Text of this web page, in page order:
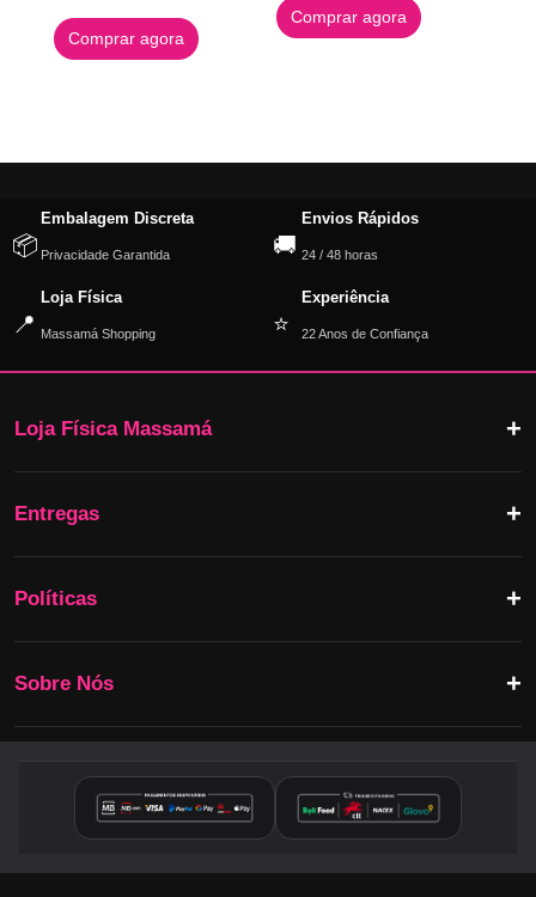
Comprar agora
Comprar agora
📦
Embalagem Discreta
Privacidade Garantida 🚚
Envios Rápidos
24 / 48 horas
📍
Loja Física
Massamá Shopping ⭐
Experiência
22 Anos de Confiança
Loja Física Massamá
Entregas
Políticas
Sobre Nós